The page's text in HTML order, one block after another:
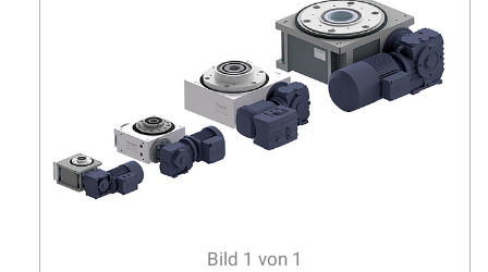
Bild 1 von 1